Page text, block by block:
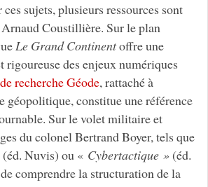
sujets, plusieurs ressources sont
Coustillière. Sur le plan
Le Grand Continentoffre une
rigoureuse des enjeux numériques
recherche Géode, rattaché à
géopolitique, constitue une référence
Sur le volet militaire et
du colonel Bertrand Boyer, tels que
(éd. Nuvis) ou « Cybertactique »(éd.
comprendre la structuration de la